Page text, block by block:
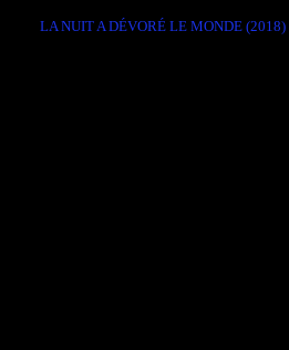
LA NUIT A DÉVORÉ LE MONDE (2018)